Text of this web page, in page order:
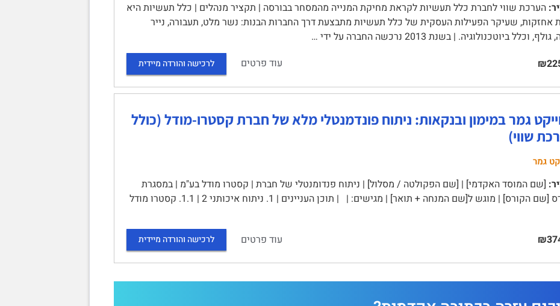
הערכת שווי לחברת כלל תעשיות לקראת מחיקת המנייה מהמסחר בבורסה | תקציר מנהלים | כלל תעשיות היא
אחזקות, שעיקר הפעילות העסקית של כלל תעשיות מתבצעת דרך החברות הבנות: נשר מלט, תעבורה, נייר
וכלל ביוטכנולוגיה. | בשנת 2013 נרכשה החברה על ידי …
עוד פרטים לרכישה והורדה מיידית
גמר במימון ובנקאות: ניתוח פונדמנטלי מלא של חברת קסטרו-מודל (כולל
שווי)
גמר
[שם המוסד האקדמי] | [שם הפקולטה / מסלול] | ניתוח פנדומנטלי של חברת | קסטרו מודל בע"מ | במסגרת
הקורס [שם הקורס] | מוגש ל[שם המנחה + תואר] | מגישים: | | תוכן העניינים | 1. ניתוח איכותני 2 | 1.1. קסטרו מודל
עוד פרטים לרכישה והורדה מיידית